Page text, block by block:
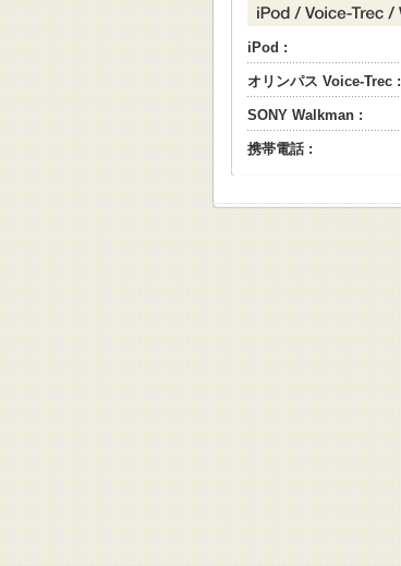
iPod :
オリンパス Voice-Trec :
SONY Walkman :
携帯電話 :